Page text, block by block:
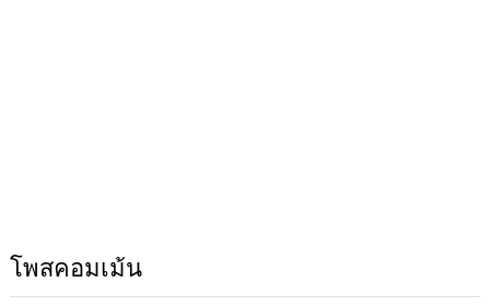
โพสคอมเม้น